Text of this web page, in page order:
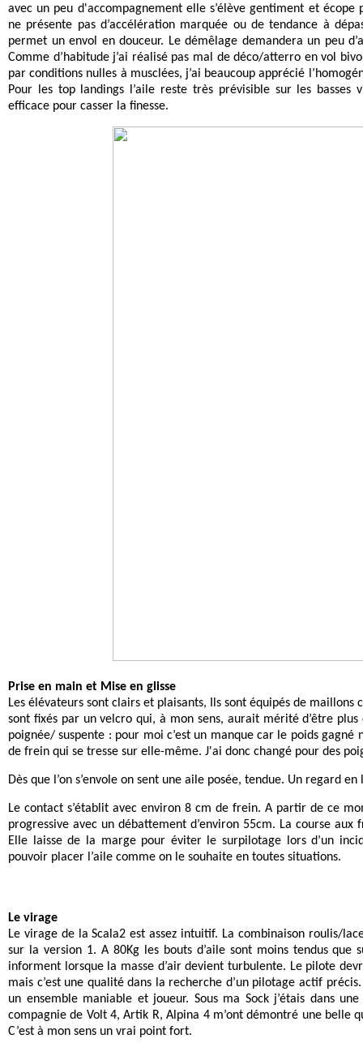
avec un peu d'accompagnement elle s’élève gentiment et
ne présente pas d’accélération marquée ou de tendance à
permet un envol en douceur. Le démêlage demandera un peu
Comme d’habitude j’ai réalisé pas mal de déco/atterro en vol
par conditions nulles à musclées, j’ai beaucoup apprécié
Pour les top landings l’aile reste très prévisible sur les basses
efficace pour casser la finesse.
Prise en main et Mise en glisse
Les élévateurs sont clairs et plaisants, Ils sont équipés de maillons
sont fixés par un velcro qui, à mon sens, aurait mérité d’être plus
poignée/ suspente : pour moi c’est un manque car le poids gagné
de frein qui se tresse sur elle-même. J'ai donc changé pour des
Dès que l’on s’envole on sent une aile posée, tendue. Un regard
Le contact s’établit avec environ 8 cm de frein. A partir de ce
progressive avec un débattement d’environ 55cm. La course
Elle laisse de la marge pour éviter le surpilotage lors d’un
pouvoir placer l’aile comme on le souhaite en toutes situations.
Le virage
Le virage de la Scala2 est assez intuitif. La combinaison roulis/
sur la version 1. A 80Kg les bouts d’aile sont moins tendus
informent lorsque la masse d’air devient turbulente. Le pilote
mais c’est une qualité dans la recherche d’un pilotage actif précis.
un ensemble maniable et joueur. Sous ma Sock j’étais dans
compagnie de Volt 4, Artik R, Alpina 4 m’ont démontré une belle
C’est à mon sens un vrai point fort.